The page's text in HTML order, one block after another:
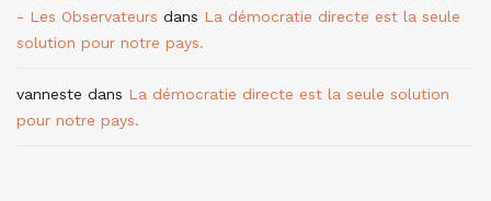
- Les Observateurs dans La démocratie directe est la seule
solution pour notre pays.
vanneste dans La démocratie directe est la seule solution
pour notre pays.